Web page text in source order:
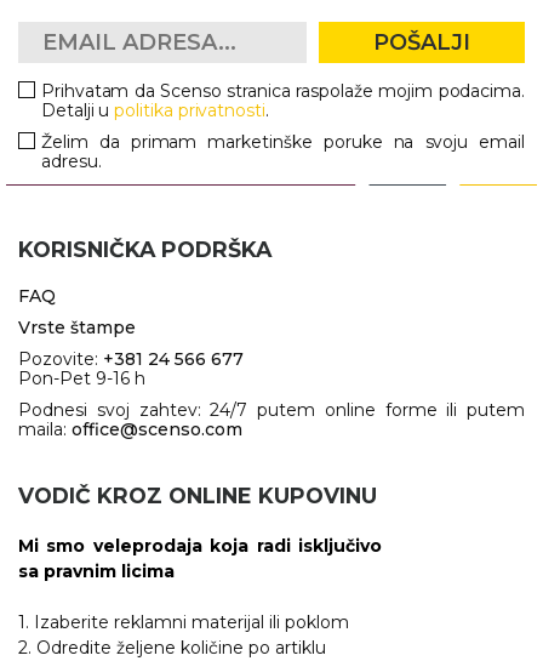
POŠALJI
Prihvatam da Scenso stranica raspolaže mojim podacima.
Detalji upolitika privatnosti.
Želim da primam marketinške poruke na svoju email
adresu.
KORISNIČKA PODRŠKA
FAQ
Vrste štampe
Pozovite: +381 24 566 677
Pon-Pet 9-16 h
Podnesi svoj zahtev: 24/7 putem online forme ili putem
maila: office@scenso.com
VODIČ KROZ ONLINE KUPOVINU
Mi smo veleprodaja koja radi isključivo
sa pravnim licima
1. Izaberite reklamni materijal ili poklom
2. Odredite željene količine po artiklu